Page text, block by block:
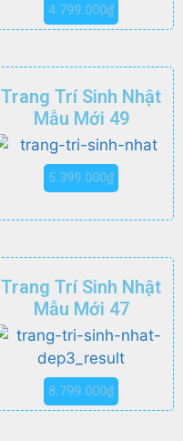
4.799.000₫
Trang Trí Sinh Nhật
Mẫu Mới 49
5.399.000₫
Trang Trí Sinh Nhật
Mẫu Mới 47
8.799.000₫